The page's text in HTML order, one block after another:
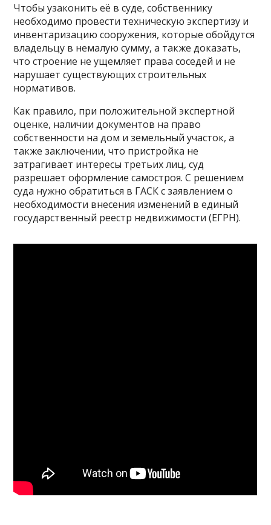
Чтобы узаконить её в суде, собственнику
необходимо провести техническую экспертизу и
инвентаризацию сооружения, которые обойдутся
владельцу в немалую сумму, а также доказать,
что строение не ущемляет права соседей и не
нарушает существующих строительных
нормативов.
Как правило, при положительной экспертной
оценке, наличии документов на право
собственности на дом и земельный участок, а
также заключении, что пристройка не
затрагивает интересы третьих лиц, суд
разрешает оформление самостроя. С решением
суда нужно обратиться в ГАСК с заявлением о
необходимости внесения изменений в единый
государственный реестр недвижимости (ЕГРН).